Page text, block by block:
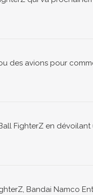
des avions pour
FighterZ en
Bandai Namco